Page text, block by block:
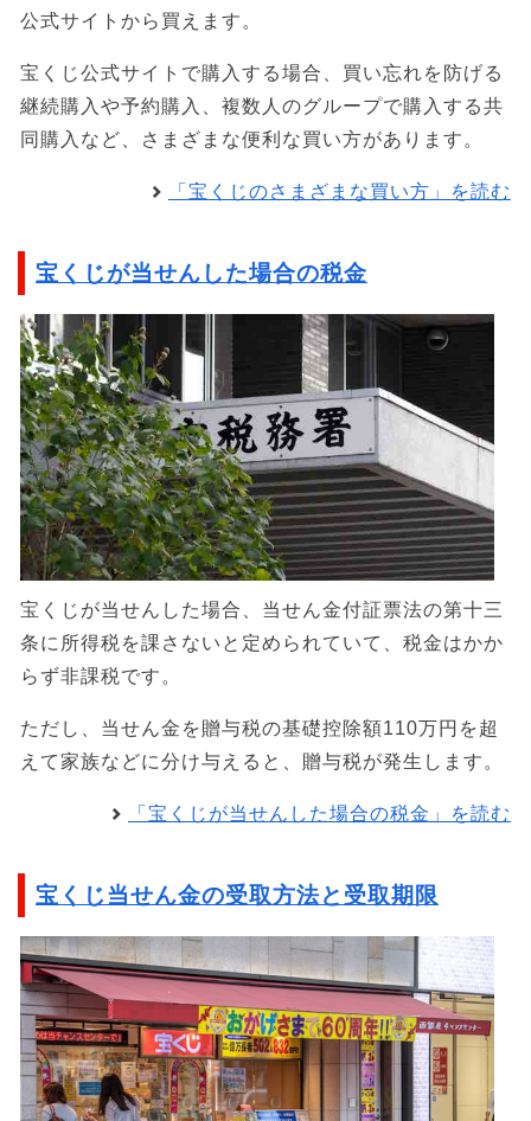
公式サイトから買えます。
宝くじ公式サイトで購入する場合、買い忘れを防げる
継続購入や予約購入、複数人のグループで購入する共
同購入など、さまざまな便利な買い方があります。
「宝くじのさまざまな買い方」を読む
宝くじが当せんした場合の税金
宝くじが当せんした場合、当せん金付証票法の第十三
条に所得税を課さないと定められていて、税金はかか
らず非課税です。
ただし、当せん金を贈与税の基礎控除額110万円を超
えて家族などに分け与えると、贈与税が発生します。
「宝くじが当せんした場合の税金」を読む
宝くじ当せん金の受取方法と受取期限